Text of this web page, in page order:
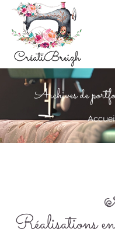
Archives de
Vous
Réalisations